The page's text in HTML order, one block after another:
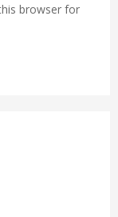
browser for